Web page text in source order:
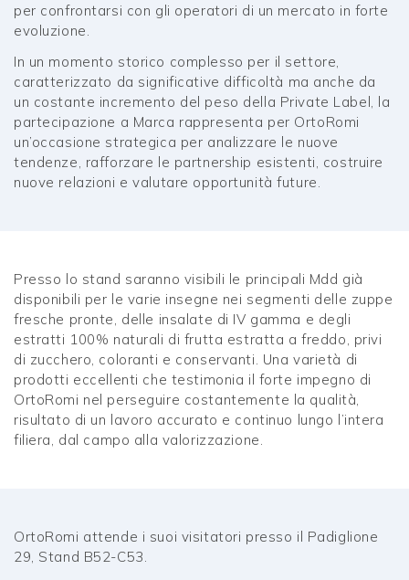
per confrontarsi con gli operatori di un mercato in forte
evoluzione.
In un momento storico complesso per il settore,
caratterizzato da significative difficoltà ma anche da
un costante incremento del peso della Private Label, la
partecipazione a Marca rappresenta per OrtoRomi
un’occasione strategica per analizzare le nuove
tendenze, rafforzare le partnership esistenti, costruire
nuove relazioni e valutare opportunità future.
Presso lo stand saranno visibili le principali Mdd già
disponibili per le varie insegne nei segmenti delle zuppe
fresche pronte, delle insalate di IV gamma e degli
estratti 100% naturali di frutta estratta a freddo, privi
di zucchero, coloranti e conservanti. Una varietà di
prodotti eccellenti che testimonia il forte impegno di
OrtoRomi nel perseguire costantemente la qualità,
risultato di un lavoro accurato e continuo lungo l’intera
filiera, dal campo alla valorizzazione.
OrtoRomi attende i suoi visitatori presso il Padiglione
29, Stand B52-C53.